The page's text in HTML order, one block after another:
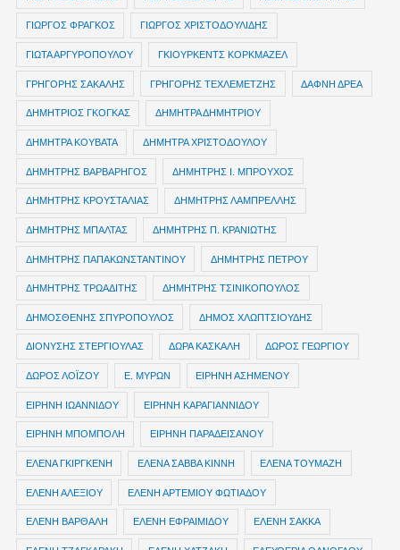
ΓΙΩΡΓΟΣ ΦΡΑΓΚΟΣ ΓΙΩΡΓΟΣ ΧΡΙΣΤΟΔΟΥΛΙΔΗΣ
ΓΙΩΤΑ ΑΡΓΥΡΟΠΟΥΛΟΥ ΓΚΙΟΥΡΚΕΝΤΣ ΚΟΡΚΜΑΖΕΛ
ΓΡΗΓΟΡΗΣ ΣΑΚΑΛΗΣ ΓΡΗΓΟΡΗΣ ΤΕΧΛΕΜΕΤΖΗΣ ΔΑΦΝΗ ΔΡΕΑ
ΔΗΜΗΤΡIOΣ ΓΚΟΓΚΑΣ ΔΗΜΗΤΡΑ ΔΗΜΗΤΡΙΟΥ
ΔΗΜΗΤΡΑ ΚΟΥΒΑΤΑ ΔΗΜΗΤΡΑ ΧΡΙΣΤΟΔΟΥΛΟΥ
ΔΗΜΗΤΡΗΣ ΒΑΡΒΑΡΗΓΟΣ ΔΗΜΗΤΡΗΣ Ι. ΜΠΡΟΥΧΟΣ
ΔΗΜΗΤΡΗΣ ΚΡΟΥΣΤΑΛΙΑΣ ΔΗΜΗΤΡΗΣ ΛΑΜΠΡΕΛΛΗΣ
ΔΗΜΗΤΡΗΣ ΜΠΑΛΤΑΣ ΔΗΜΗΤΡΗΣ Π. ΚΡΑΝΙΩΤΗΣ
ΔΗΜΗΤΡΗΣ ΠΑΠΑΚΩΝΣΤΑΝΤΙΝΟΥ ΔΗΜΗΤΡΗΣ ΠΕΤΡΟΥ
ΔΗΜΗΤΡΗΣ ΤΡΩΑΔΙΤΗΣ ΔΗΜΗΤΡΗΣ ΤΣΙΝΙΚΟΠΟΥΛΟΣ
ΔΗΜΟΣΘΕΝΗΣ ΣΠΥΡΟΠΟΥΛΟΣ ΔΗΜΟΣ ΧΛΩΠΤΣΙΟΥΔΗΣ
ΔΙΟΝΥΣΗΣ ΣΤΕΡΓΙΟΥΛΑΣ ΔΩΡΑ ΚΑΣΚΑΛΗ ΔΩΡΟΣ ΓΕΩΡΓΙΟΥ
ΔΩΡΟΣ ΛΟΪΖΟΥ Ε. ΜΥΡΩΝ ΕΙΡΗΝΗ ΑΣΗΜΕΝΟΥ
ΕΙΡΗΝΗ ΙΩΑΝΝΙΔΟΥ ΕΙΡΗΝΗ ΚΑΡΑΓΙΑΝΝΙΔΟΥ
ΕΙΡΗΝΗ ΜΠΟΜΠΟΛΗ ΕΙΡΗΝΗ ΠΑΡΑΔΕΙΣΑΝΟΥ
ΕΛΕΝΑ ΓΚΙΡΓΚΕΝΗ ΕΛΕΝΑ ΣΑΒΒΑ ΚΙΝΝΗ ΕΛΕΝΑ ΤΟΥΜΑΖΗ
ΕΛΕΝΗ ΑΛΕΞΙΟΥ ΕΛΕΝΗ ΑΡΤΕΜΙΟΥ ΦΩΤΙΑΔΟΥ
ΕΛΕΝΗ ΒΑΡΘΑΛΗ ΕΛΕΝΗ ΕΦΡΑΙΜΙΔΟΥ ΕΛΕΝΗ ΣΑΚΚΑ